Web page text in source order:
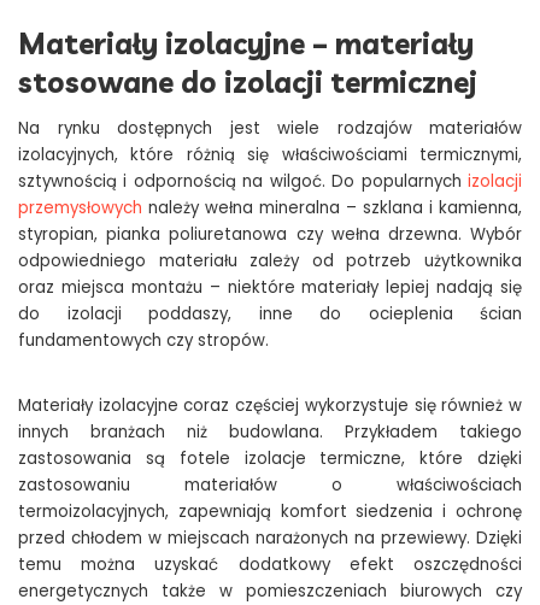
Materiały izolacyjne – materiały
stosowane do izolacji termicznej
Na rynku dostępnych jest wiele rodzajów materiałów
izolacyjnych, które różnią się właściwościami termicznymi,
sztywnością i odpornością na wilgoć. Do popularnych izolacji
przemysłowych należy wełna mineralna – szklana i kamienna,
styropian, pianka poliuretanowa czy wełna drzewna. Wybór
odpowiedniego materiału zależy od potrzeb użytkownika
oraz miejsca montażu – niektóre materiały lepiej nadają się
do izolacji poddaszy, inne do ocieplenia ścian
fundamentowych czy stropów.
Materiały izolacyjne coraz częściej wykorzystuje się również w
innych branżach niż budowlana. Przykładem takiego
zastosowania są fotele izolacje termiczne, które dzięki
zastosowaniu materiałów o właściwościach
termoizolacyjnych, zapewniają komfort siedzenia i ochronę
przed chłodem w miejscach narażonych na przewiewy. Dzięki
temu można uzyskać dodatkowy efekt oszczędności
energetycznych także w pomieszczeniach biurowych czy